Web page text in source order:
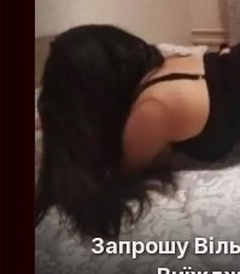
Запрошу